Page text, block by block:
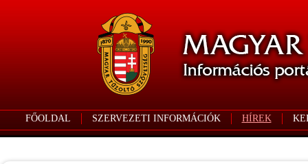
FŐOLDAL SZERVEZETI INFORMÁCIÓK HÍREK